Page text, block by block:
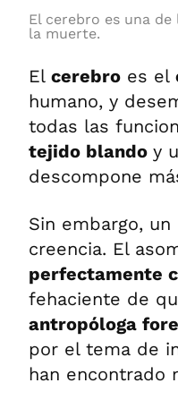
El cerebro es una
la muerte.
El cerebro es el
humano, y
todas las
tejido blando y
descompone
Sin embargo,
creencia. El
perfectamente
fehaciente de
antropóloga
por el tema de
han encontrado